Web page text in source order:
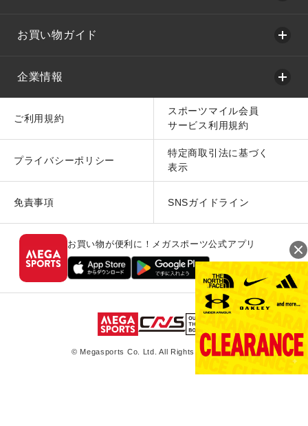
お買い物ガイド
企業情報
ご利用規約
スポーツマイル会員
サービス利用規約
プライバシーポリシー
特定商取引法に基づく
表示
免責事項 SNSガイドライン
お買い物が便利に！メガスポーツ公式アプリ
© Megasports Co. Ltd. All Rights Reserved.